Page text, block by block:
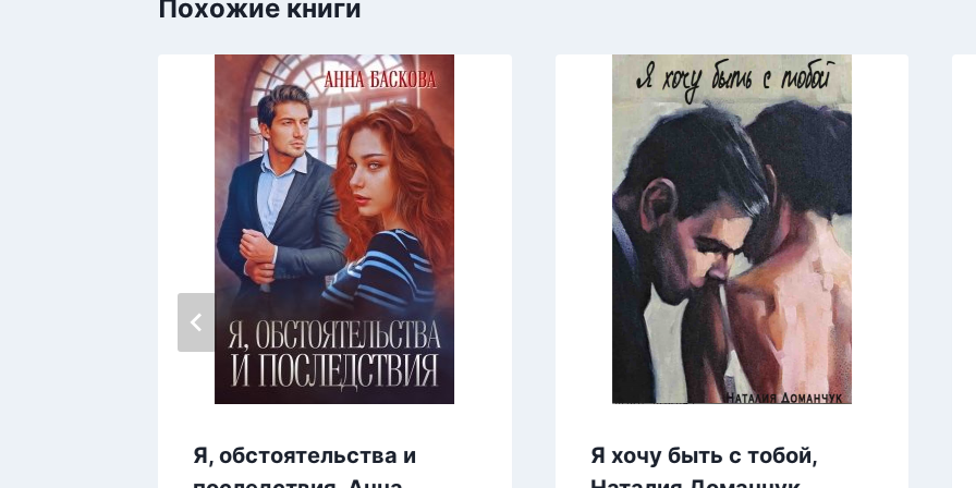
Похожие книги
Я, обстоятельства и
Я хочу быть с тобой,